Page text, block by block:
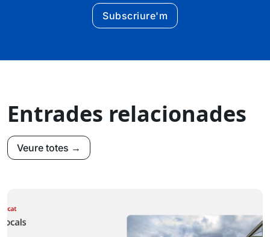
Subscriure'm
Entrades relacionades
Veure totes →